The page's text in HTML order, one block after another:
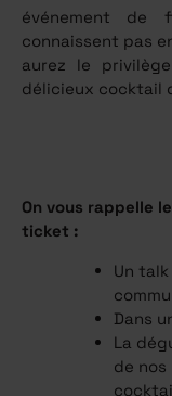
événement de
connaissent pas
aurez le
délicieux cocktail
On vous rappelle
ticket :
Un
Dans
La
de